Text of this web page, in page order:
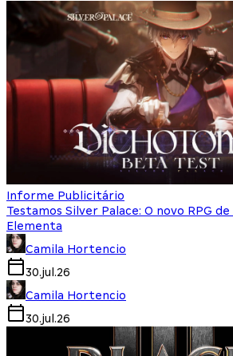
Informe Publicitário
Testamos Silver Palace: O novo RPG
Elementa
Camila Hortencio
30.jul.26
Camila Hortencio
30.jul.26